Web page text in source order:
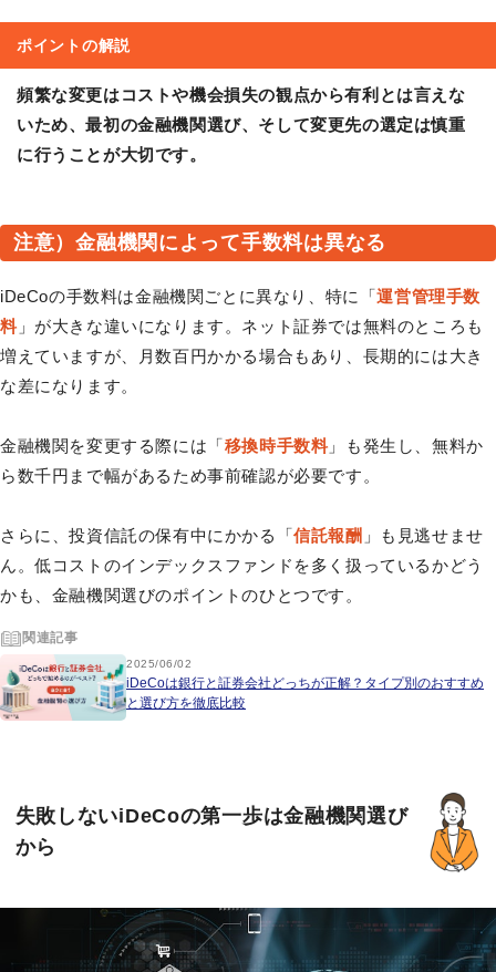
ポイントの解説
頻繁な変更はコストや機会損失の観点から有利とは言えな
いため、最初の金融機関選び、そして変更先の選定は慎重
に行うことが大切です。
注意）金融機関によって手数料は異なる
iDeCoの手数料は金融機関ごとに異なり、特に「運営管理手数
料」が大きな違いになります。ネット証券では無料のところも
増えていますが、月数百円かかる場合もあり、長期的には大き
な差になります。
金融機関を変更する際には「移換時手数料」も発生し、無料か
ら数千円まで幅があるため事前確認が必要です。
さらに、投資信託の保有中にかかる「信託報酬 」も見逃せませ
ん。低コストのインデックスファンドを多く扱っているかどう
かも、金融機関選びのポイントのひとつです。
関連記事
2025/06/02
iDeCoは銀行と証券会社どっちが正解？タイプ別のおすすめ
と選び方を徹底比較
失敗しないiDeCoの第一歩は金融機関選び
から